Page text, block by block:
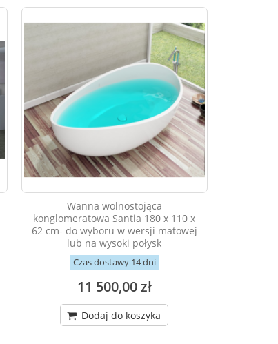
Wanna wolnostojąca
konglomeratowa Santia 180 x 110 x
62 cm- do wyboru w wersji matowej
lub na wysoki połysk
Czas dostawy 14 dni
11 500,00 zł
Dodaj do koszyka